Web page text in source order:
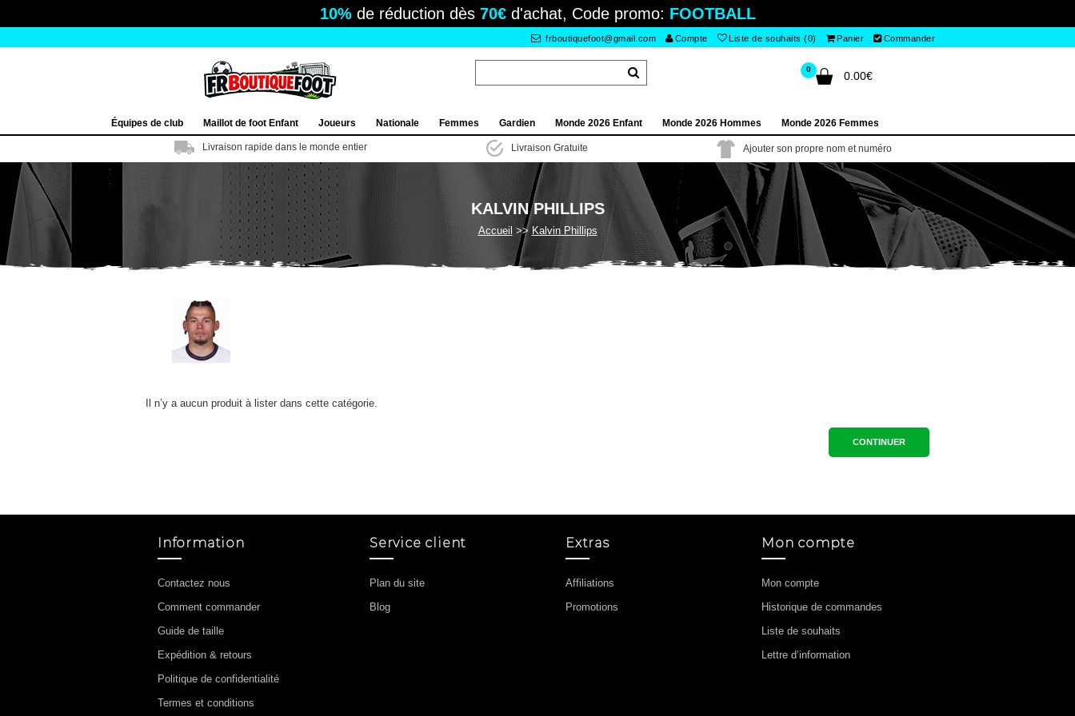
10%de réduction dès 70€d'achat, Code promo: FOOTBALL
frboutiquefoot@gmail.com Compte Liste de souhaits (0) Panier Commander
0
0.00€
Équipes de club Maillot de foot Enfant Joueurs Nationale Femmes Gardien Monde 2026 Enfant Monde 2026 Hommes Monde 2026 Femmes
Livraison rapide dans le monde entier Livraison Gratuite Ajouter son propre nom et numéro
KALVIN PHILLIPS
Accueil Kalvin Phillips
Il n’y a aucun produit à lister dans cette catégorie.
CONTINUER
Information
Contactez nous
Comment commander
Guide de taille
Expédition & retours
Politique de confidentialité
Termes et conditions
Service client
Plan du site
Blog
Extras
Affiliations
Promotions
Mon compte
Mon compte
Historique de commandes
Liste de souhaits
Lettre d’information